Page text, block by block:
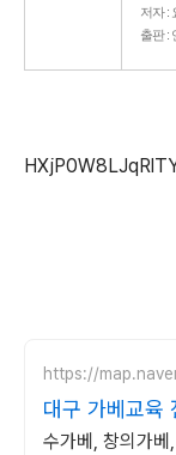
저자 :
출판 :
https://
대구 가베교육
감각놀이 기관
수가베, 창의가베